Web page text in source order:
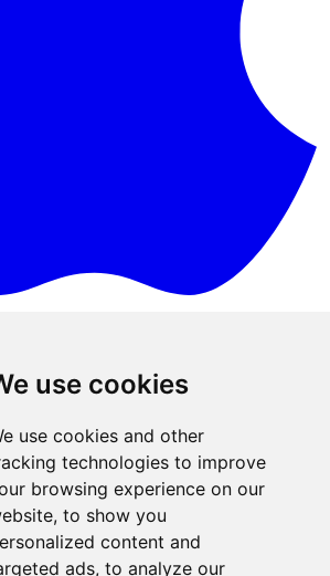
use cookies
use cookies and other
technologies to improve
browsing experience on our
to show you
content and
ads, to analyze our